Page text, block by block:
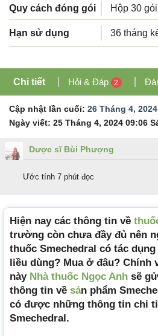
Quy cách đóng gói Hộp 30 gói
Hạn sử dụng 36 tháng
Chi tiết Hỏi & Đáp 2
Cập nhật lần cuối: 26 Tháng 4,
Ngày viết: 25 Tháng 4, 2024 09:06
Dược sĩ Bùi Phượng
Ước tính 7 phút đọc
Hiện nay các thông tin về
trường còn chưa đầy đủ nên
thuốc Smechedral có tác
liều dùng? Mua ở đâu? Chính
này Nhà thuốc Ngọc Anh sẽ
thông tin về sản phẩm
có được những thông tin chi
Smechedral.